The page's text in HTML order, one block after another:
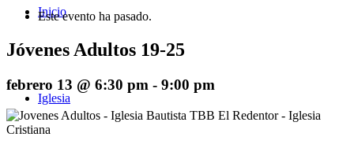
Inicio
Iglesia
Este evento ha pasado.
Jóvenes Adultos 19-25
febrero 13 @ 6:30 pm - 9:00 pm